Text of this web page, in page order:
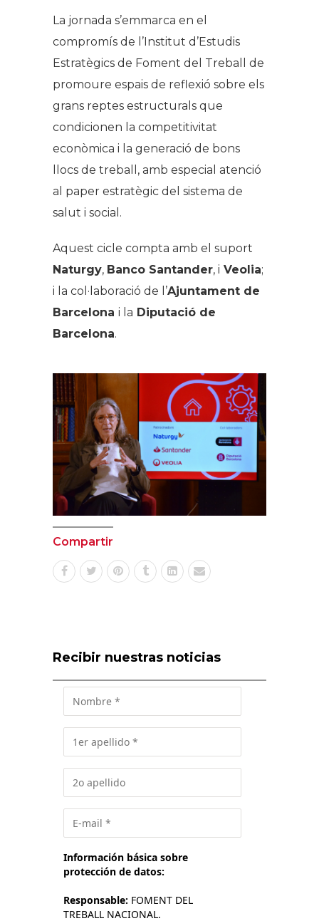
La jornada s’emmarca en el
compromís de l’Institut d’Estudis
Estratègics de Foment del Treball de
promoure espais de reflexió sobre els
grans reptes estructurals que
condicionen la competitivitat
econòmica i la generació de bons
llocs de treball, amb especial atenció
al paper estratègic del sistema de
salut i social.
Aquest cicle compta amb el suport
Naturgy, Banco Santander, i Veolia;
i la col·laboració de l’Ajuntament de
Barcelona i la Diputació de
Barcelona.
Compartir
Recibir nuestras noticias
Información básica sobre
protección de datos:
Responsable: FOMENT DEL
TREBALL NACIONAL.